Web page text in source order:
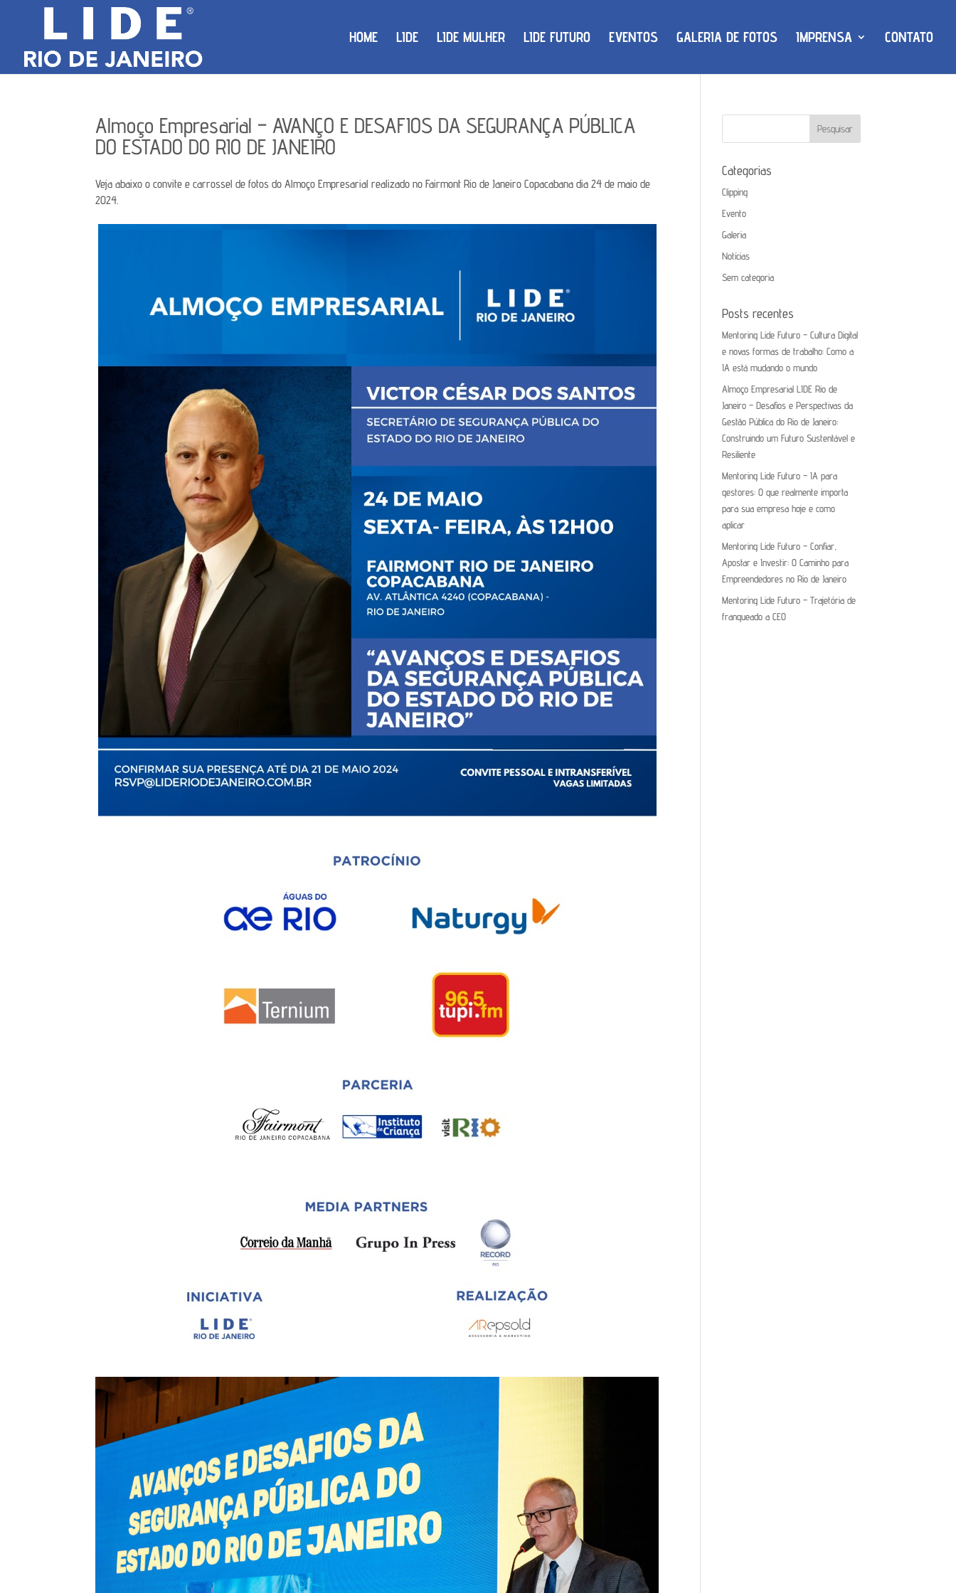
HOME LIDE LIDE MULHER LIDE FUTURO EVENTOS GALERIA DE FOTOS IMPRENSA CONTATO
Almoço Empresarial – AVANÇO E DESAFIOS DA SEGURANÇA PÚBLICA
DO ESTADO DO RIO DE JANEIRO
Veja abaixo o convite e carrossel de fotos do Almoço Empresarial realizado no Fairmont Rio de Janeiro Copacabana dia 24 de maio de
2024.
Categorias
Clipping
Evento
Galeria
Notícias
Sem categoria
Posts recentes
Mentoring Lide Futuro – Cultura Digital
e novas formas de trabalho: Como a
IA está mudando o mundo
Almoço Empresarial LIDE Rio de
Janeiro – Desafios e Perspectivas da
Gestão Pública do Rio de Janeiro:
Construindo um Futuro Sustentável e
Resiliente
Mentoring Lide Futuro – IA para
gestores: O que realmente importa
para sua empresa hoje e como
aplicar
Mentoring Lide Futuro – Confiar,
Apostar e Investir: O Caminho para
Empreendedores no Rio de Janeiro
Mentoring Lide Futuro – Trajetória de
franqueado a CEO